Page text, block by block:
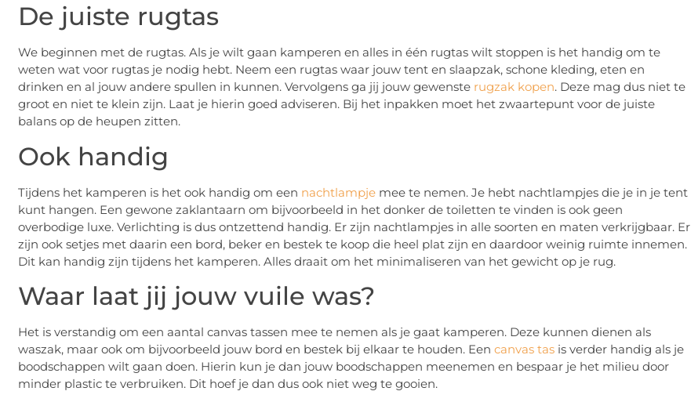
De juiste rugtas
We beginnen met de rugtas. Als je wilt gaan kamperen en alles in één rugtas wilt stoppen is het handig om te
weten wat voor rugtas je nodig hebt. Neem een rugtas waar jouw tent en slaapzak, schone kleding, eten en
drinken en al jouw andere spullen in kunnen. Vervolgens ga jij jouw gewenste rugzak kopen. Deze mag dus niet te
groot en niet te klein zijn. Laat je hierin goed adviseren. Bij het inpakken moet het zwaartepunt voor de juiste
balans op de heupen zitten.
Ook handig
Tijdens het kamperen is het ook handig om een nachtlampje mee te nemen. Je hebt nachtlampjes die je in je tent
kunt hangen. Een gewone zaklantaarn om bijvoorbeeld in het donker de toiletten te vinden is ook geen
overbodige luxe. Verlichting is dus ontzettend handig. Er zijn nachtlampjes in alle soorten en maten verkrijgbaar. Er
zijn ook setjes met daarin een bord, beker en bestek te koop die heel plat zijn en daardoor weinig ruimte innemen.
Dit kan handig zijn tijdens het kamperen. Alles draait om het minimaliseren van het gewicht op je rug.
Waar laat jij jouw vuile was?
Het is verstandig om een aantal canvas tassen mee te nemen als je gaat kamperen. Deze kunnen dienen als
waszak, maar ook om bijvoorbeeld jouw bord en bestek bij elkaar te houden. Een canvas tas is verder handig als je
boodschappen wilt gaan doen. Hierin kun je dan jouw boodschappen meenemen en bespaar je het milieu door
minder plastic te verbruiken. Dit hoef je dan dus ook niet weg te gooien.